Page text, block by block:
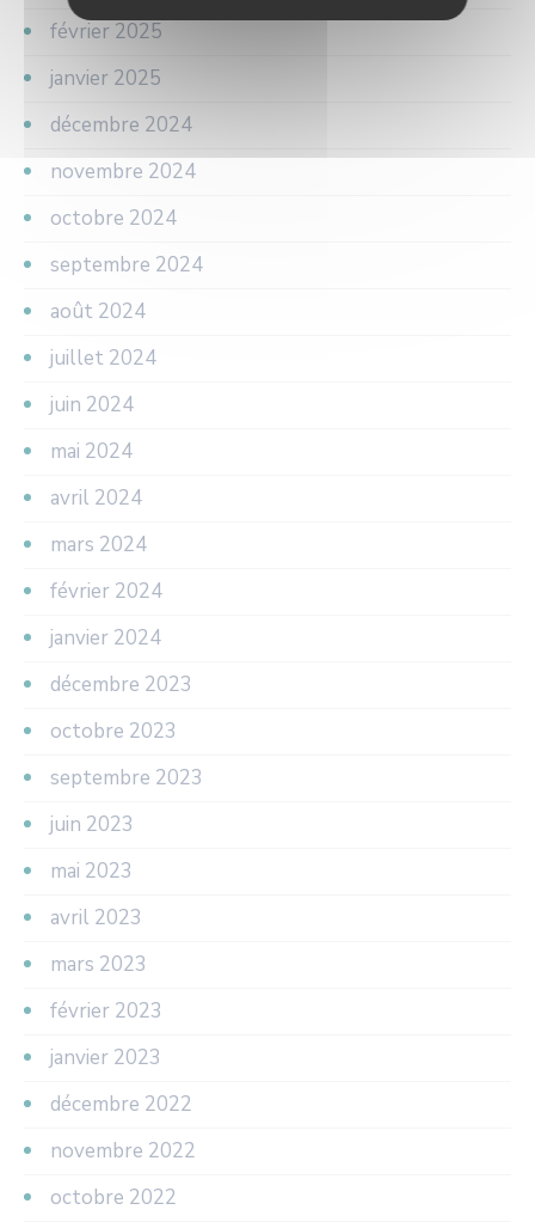
février 2025
janvier 2025
décembre 2024
novembre 2024
octobre 2024
septembre 2024
août 2024
juillet 2024
juin 2024
mai 2024
avril 2024
mars 2024
février 2024
janvier 2024
décembre 2023
octobre 2023
septembre 2023
juin 2023
mai 2023
avril 2023
mars 2023
février 2023
janvier 2023
décembre 2022
novembre 2022
octobre 2022